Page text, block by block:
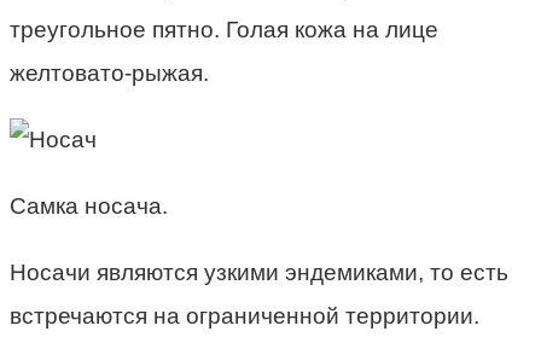
треугольное пятно. Голая кожа на лице
желтовато-рыжая.
Самка носача.
Носачи являются узкими эндемиками, то есть
встречаются на ограниченной территории.